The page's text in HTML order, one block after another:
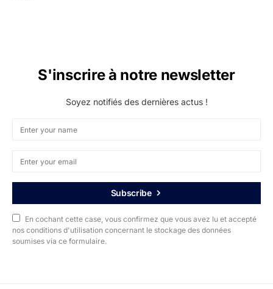
S'inscrire à notre newsletter
Soyez notifiés des dernières actus !
Subscribe
En cochant cette case, vous confirmez que vous avez lu et accepté
nos conditions d'utilisation concernant le stockage des données
soumises via ce formulaire.